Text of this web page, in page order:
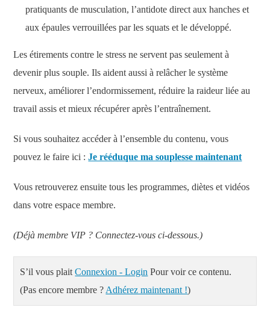
pratiquants de musculation, l’antidote direct aux hanches et
aux épaules verrouillées par les squats et le développé.
Les étirements contre le stress ne servent pas seulement à
devenir plus souple. Ils aident aussi à relâcher le système
nerveux, améliorer l’endormissement, réduire la raideur liée au
travail assis et mieux récupérer après l’entraînement.
Si vous souhaitez accéder à l’ensemble du contenu, vous
pouvez le faire ici :Je rééduque ma souplesse maintenant
Vous retrouverez ensuite tous les programmes, diètes et vidéos
dans votre espace membre.
(Déjà membre VIP ? Connectez-vous ci-dessous.)
S’il vous plaitConnexion - Login Pour voir ce contenu.
(Pas encore membre ? Adhérez maintenant !)